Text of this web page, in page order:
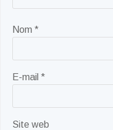
Nom *
E-mail *
Site web